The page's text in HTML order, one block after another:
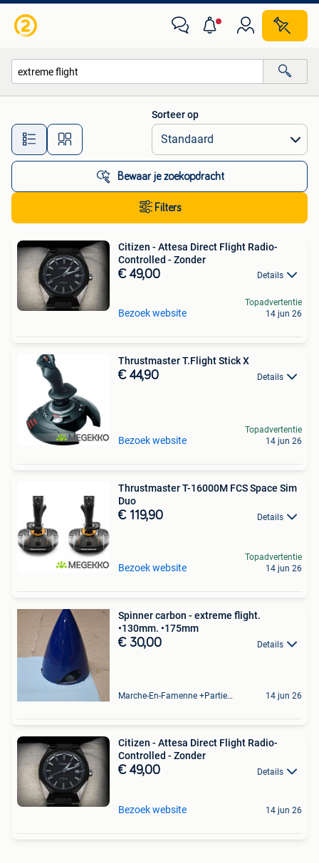
Alle afstanden…
Sorteer op
Bewaar je zoekopdracht
Filters
Citizen - Attesa Direct Flight Radio-
Controlled - Zonder
€ 49,00 Details
Bezoek website
Topadvertentie
14 jun 26
Thrustmaster T.Flight Stick X
€ 44,90 Details
Bezoek website
Topadvertentie
14 jun 26
Thrustmaster T-16000M FCS Space Sim
Duo
€ 119,90 Details
Bezoek website
Topadvertentie
14 jun 26
Spinner carbon - extreme flight.
•130mm. •175mm
€ 30,00 Details
Marche-En-Famenne +Partie De Baillonville Et Noiseux 14 jun 26
Citizen - Attesa Direct Flight Radio-
Controlled - Zonder
€ 49,00 Details
Bezoek website 14 jun 26